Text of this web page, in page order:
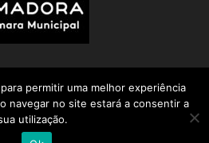
permitir uma melhor experiência
navegar no site estará a consentir a
utilização.